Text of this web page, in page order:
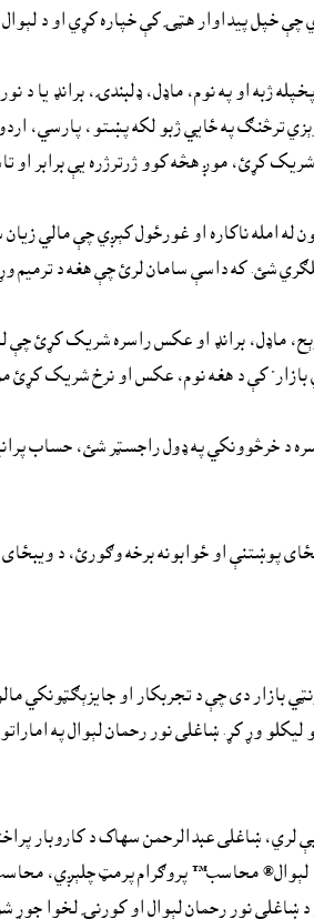
چې خپل پيداوار هټۍ کې خپاره کړي او د
ژبه او په نوم، ماډل، ډلبندۍ، برانډ يا د
ترڅنګ په ځايي ژبو لکه پښتو، پارسي،
کړئ، موږ هڅه کوو ژرترژره يې برابر او
له امله ناکاره او غورځول کېږي چې مالي
شئ. که داسې سامان لرئ چې هغه د
ماډل، برانډ او عکس راسره شريک کړئ
کې د هغه نوم، عکس او نرخ شريک کړئ
خرڅوونکي په ډول راجسټر شئ، حساب
پوښتنې او ځوابونه برخه وګورئ، د
دى چې د تجربکار او جایزېګټونکي
هندي ژبو ليکلو وړ کړ. ښاغلی نور رحمان لېوال
لري، ښاغلی عبدالرحمن سهاک د کاروبار
لېوال® محاسب™ پروګرام پرمټ چلېږي،
ښاغلي نور رحمان لېوال او کورنۍ لخوا جوړ